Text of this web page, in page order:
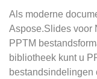
Als moderne
Aspose.Slides voor
PPTM
bibliotheek kunt u
bestandsindelingen